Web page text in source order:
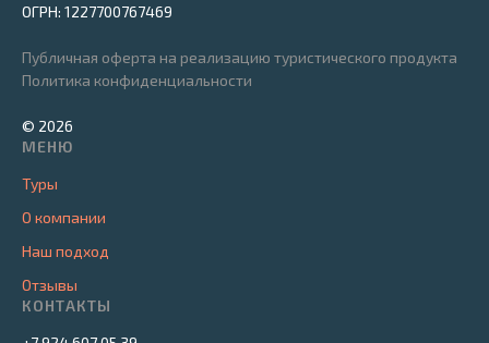
ОГРН: 1227700767469
Публичная оферта на реализацию туристического продукта
Политика конфиденциальности
© 2026
МЕНЮ
Туры
О компании
Наш подход
Отзывы
КОНТАКТЫ